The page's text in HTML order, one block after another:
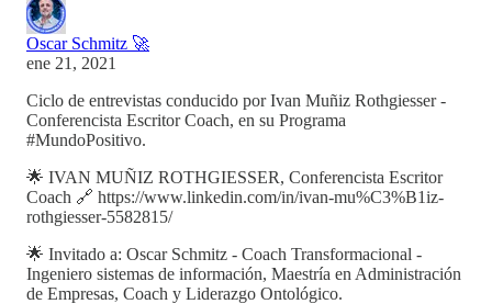
Oscar Schmitz 🚀
ene 21, 2021
Ciclo de entrevistas conducido por Ivan Muñiz Rothgiesser -
Conferencista Escritor Coach, en su Programa
#MundoPositivo.
🌟 IVAN MUÑIZ ROTHGIESSER, Conferencista Escritor
Coach 🔗 https://www.linkedin.com/in/ivan-mu%C3%B1iz-
rothgiesser-5582815/
🌟 Invitado a: Oscar Schmitz - Coach Transformacional -
Ingeniero sistemas de información, Maestría en Administración
de Empresas, Coach y Liderazgo Ontológico.